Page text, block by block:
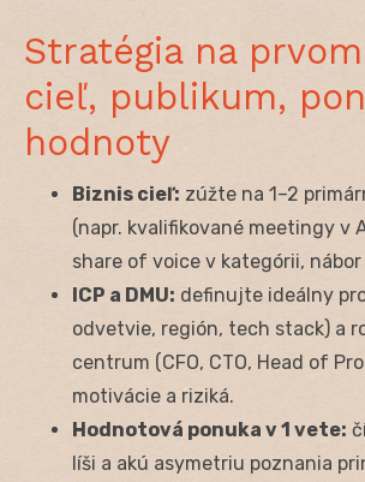
Stratégia na
cieľ, publikum,
hodnoty
Biznis cieľ: zúžte na 1–2
(napr. kvalifikované meetingy v
share of voice v kategórii,
ICP a DMU: definujte ideálny
odvetvie, región, tech stack) a
centrum (CFO, CTO, Head of
motivácie a riziká.
Hodnotová ponuka v 1 vete:
líši a akú asymetriu poznania